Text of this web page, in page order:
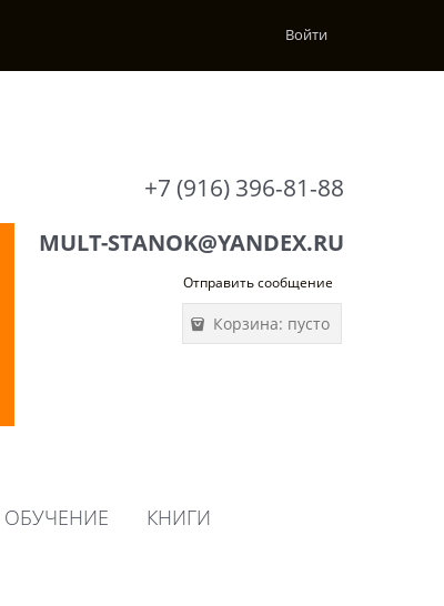
Войти
+7 (916) 396-81-88
MULT-STANOK@YANDEX.RU
Отправить сообщение
Корзина: пусто
ОБУЧЕНИЕ КНИГИ